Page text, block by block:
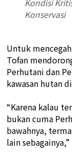
Kondisi
Konservasi
Untuk
Tofan
Perhutani dan
kawasan hutan
“Karena kalau
bukan cuma
bawahnya,
lain